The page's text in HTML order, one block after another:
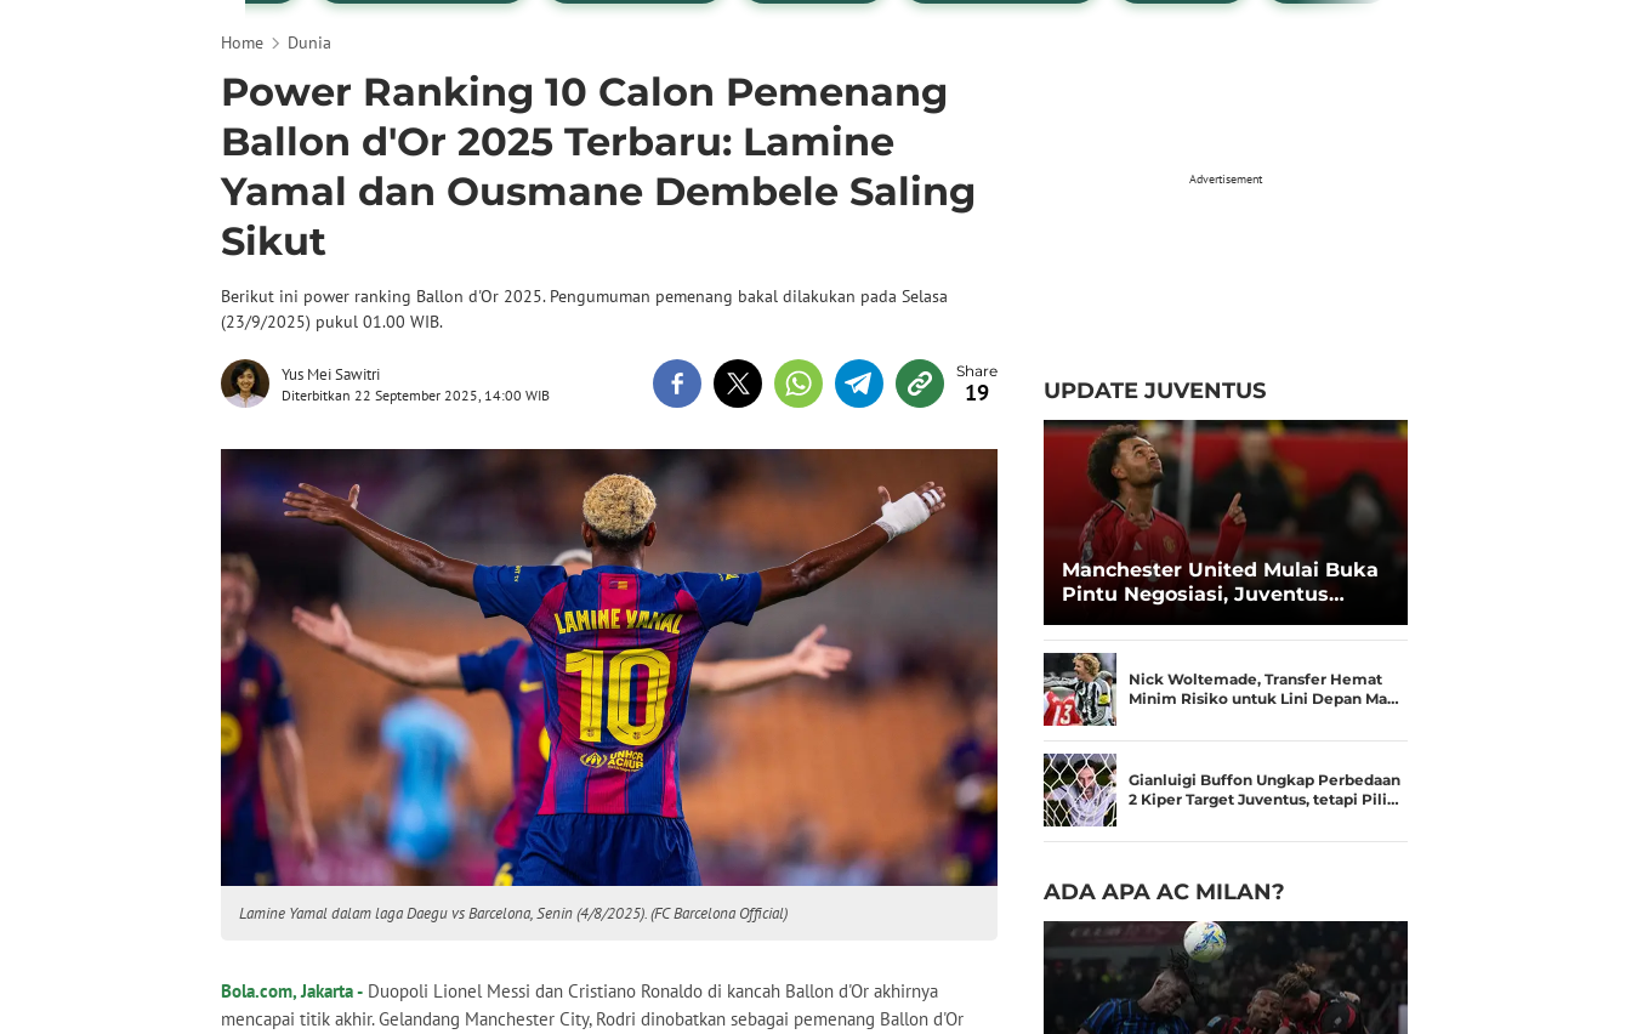
Home Dunia
Power Ranking 10 Calon Pemenang
Ballon d'Or 2025 Terbaru: Lamine
Yamal dan Ousmane Dembele Saling
Sikut
Berikut ini power ranking Ballon d'Or 2025. Pengumuman pemenang bakal dilakukan pada Selasa
(23/9/2025) pukul 01.00 WIB.
Yus Mei Sawitri
Diterbitkan 22 September 2025, 14:00 WIB 19
Lamine Yamal dalam laga Daegu vs Barcelona, Senin (4/8/2025). (FC Barcelona Official)
Bola.com, Jakarta - Duopoli Lionel Messi dan Cristiano Ronaldo di kancah Ballon d'Or akhirnya
mencapai titik akhir. Gelandang Manchester City, Rodri dinobatkan sebagai pemenang Ballon d'Or
Advertisement
UPDATE JUVENTUS
Manchester United Mulai Buka
Pintu Negosiasi, Juventus
Zirkzee
Nick Woltemade, Transfer Hemat
Minim Risiko untuk Lini Depan Ma…
Gianluigi Buffon Ungkap Perbedaan
2 Kiper Target Juventus, tetapi Pili…
ADA APA AC MILAN?